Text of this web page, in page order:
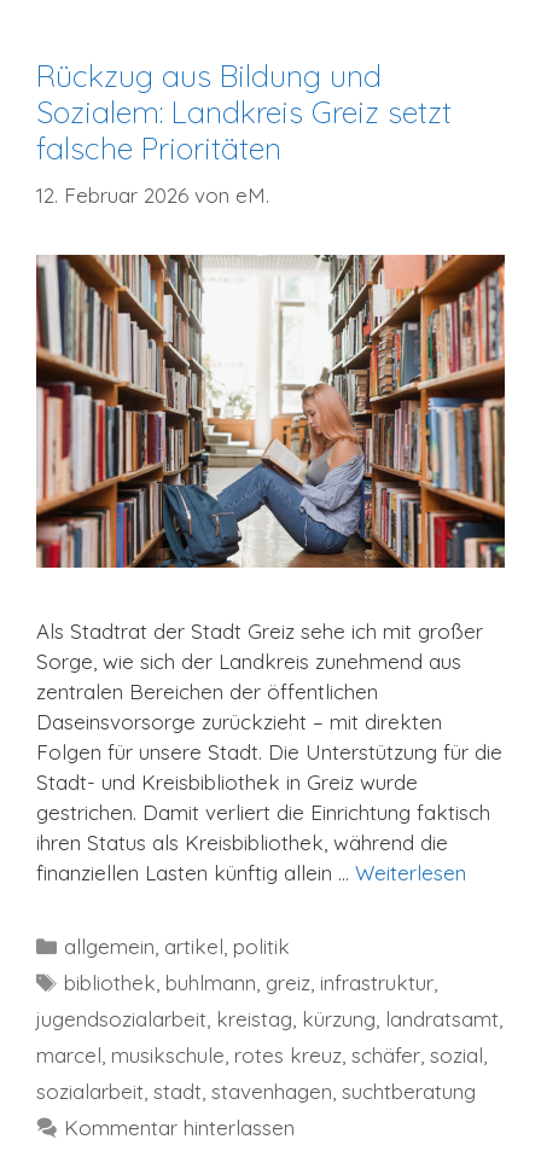
Rückzug aus Bildung und
Sozialem: Landkreis Greiz setzt
falsche Prioritäten
12. Februar 2026 von eM.
Als Stadtrat der Stadt Greiz sehe ich mit großer
Sorge, wie sich der Landkreis zunehmend aus
zentralen Bereichen der öffentlichen
Daseinsvorsorge zurückzieht – mit direkten
Folgen für unsere Stadt. Die Unterstützung für die
Stadt- und Kreisbibliothek in Greiz wurde
gestrichen. Damit verliert die Einrichtung faktisch
ihren Status als Kreisbibliothek, während die
finanziellen Lasten künftig allein … Weiterlesen
Kategorien
allgemein artikel politik
Schlagwörter
bibliothek buhlmann greiz infrastruktur
jugendsozialarbeit kreistag kürzung landratsamt
marcel musikschule rotes kreuz schäfer sozial
sozialarbeit stadt stavenhagen suchtberatung
Kommentar hinterlassen